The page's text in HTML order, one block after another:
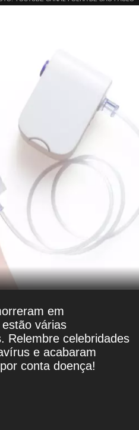
em
várias
Relembre celebridades
e acabaram
conta doença!